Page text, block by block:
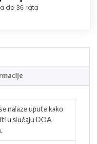
do 36 rata
nalaze upute kako
u slučaju DOA